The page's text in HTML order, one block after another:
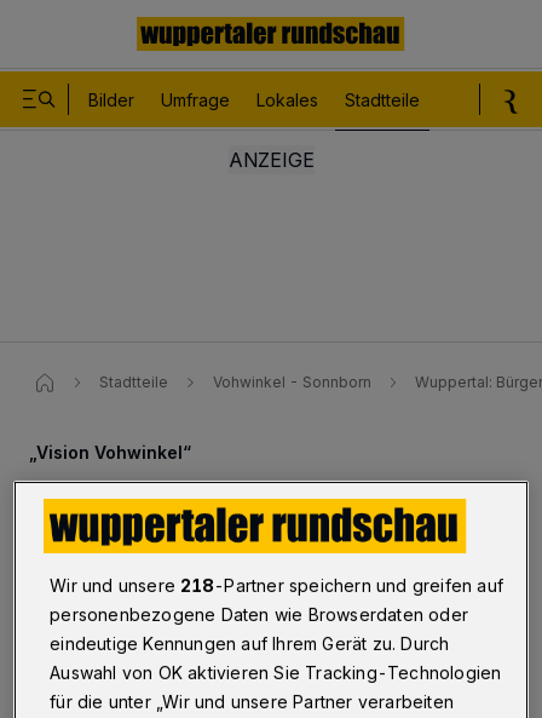
Bilder Umfrage Lokales Stadtteile
Stadtteile Vohwinkel - Sonnborn Wuppertal:
„Vision Vohwinkel“
Vohwinkeltag-Votum zur
autofreien Kaiserstraße
Wuppertal·Die Initiative „Vision Vohwinkel“ hat auf
dem Vohwinkeltag die Meinungen zu einer autofreien
Kaiserstraße mit Hilfe eines Fragebogens erfasst. Das
Ergebnis ergab mit 107:19 zugunsten des Vorhabens
ein eindeutiges Votum.
Wir und unsere 218-Partner speichern und greifen auf
personenbezogene Daten wie Browserdaten oder
eindeutige Kennungen auf Ihrem Gerät zu. Durch
Auswahl von OK aktivieren Sie Tracking-Technologien
für die unter „Wir und unsere Partner verarbeiten